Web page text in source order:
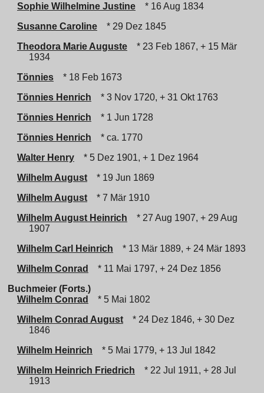
Sophie Wilhelmine Justine
* 16 Aug 1834
Susanne Caroline
* 29 Dez 1845
Theodora Marie Auguste
* 23 Feb 1867, + 15 Mär
1934
Tönnies
* 18 Feb 1673
Tönnies Henrich
* 3 Nov 1720, + 31 Okt 1763
Tönnies Henrich
* 1 Jun 1728
Tönnies Henrich
* ca. 1770
Walter Henry
* 5 Dez 1901, + 1 Dez 1964
Wilhelm August
* 19 Jun 1869
Wilhelm August
* 7 Mär 1910
Wilhelm August Heinrich
* 27 Aug 1907, + 29 Aug
1907
Wilhelm Carl Heinrich
* 13 Mär 1889, + 24 Mär 1893
Wilhelm Conrad
* 11 Mai 1797, + 24 Dez 1856
Buchmeier (Forts.)
Wilhelm Conrad
* 5 Mai 1802
Wilhelm Conrad August
* 24 Dez 1846, + 30 Dez
1846
Wilhelm Heinrich
* 5 Mai 1779, + 13 Jul 1842
Wilhelm Heinrich Friedrich
* 22 Jul 1911, + 28 Jul
1913